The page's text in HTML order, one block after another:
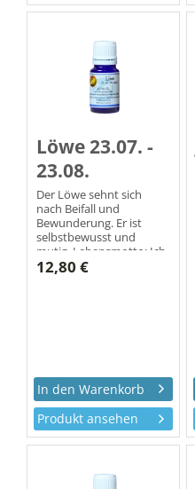
Löwe 23.07. -
23.08.
Der Löwe sehnt sich
nach Beifall und
Bewunderung. Er ist
selbstbewusst und
mutig. Lebensmotto: Ich
will! Ich bin der
12,80 €
Produkt ansehen